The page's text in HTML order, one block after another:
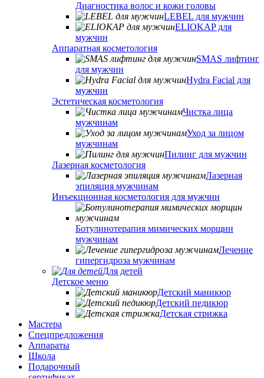
Диагностика волос и кожи головы
LEBEL для мужчин
ELIOKAP для
мужчин
Аппаратная косметология
SMAS лифтинг
для мужчин
Hydra Facial для
мужчин
Эстетическая косметология
Чистка лица
мужчинам
Уход за лицом
мужчинам
Пилинг для мужчин
Лазерная косметология
Лазерная
эпиляция мужчинам
Инъекционная косметология для мужчин
Ботулинотерапия мимических морщин
мужчинам
Лечение
гипергидроза мужчинам
Для детей
Детское меню
Детский маникюр
Детский педикюр
Детская стрижка
Мастера
Спецпредложения
Аппараты
Школа
Подарочный